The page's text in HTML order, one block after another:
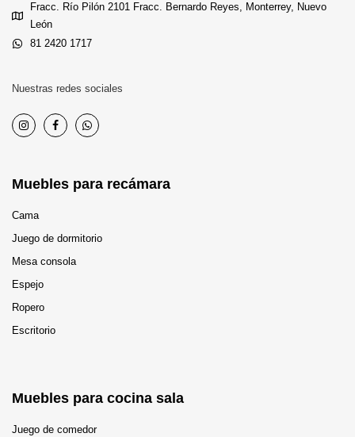
Fracc. Río Pilón 2101 Fracc. Bernardo Reyes, Monterrey, Nuevo
León
81 2420 1717
Nuestras redes sociales
Muebles para recámara
Cama
Juego de dormitorio
Mesa consola
Espejo
Ropero
Escritorio
Muebles para cocina sala
Juego de comedor